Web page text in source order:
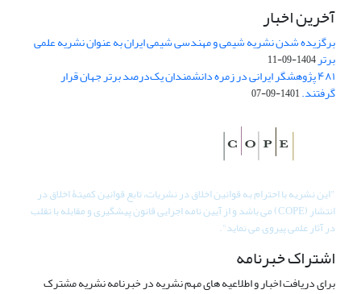
آخرین اخبار
برگزیده شدن نشریه شیمی و مهندسی شیمی ایران به عنوان نشریه علمی
برتر1404-09-11
۴۸۱ پژوهشگر ایرانی در زمره دانشمندان یک‌درصد برتر جهان قرار
گرفتند.1401-09-07
"این نشریه با احترام به قوانین اخلاق در نشریات، تابع قوانین کمیتۀ اخلاق در
انتشار (COPE) می باشد و از آیین نامه اجرایی قانون پیشگیری و مقابله با تقلب
در آثار علمی پیروی می نماید".
اشتراک خبرنامه
برای دریافت اخبار و اطلاعیه های مهم نشریه در خبرنامه نشریه مشترک